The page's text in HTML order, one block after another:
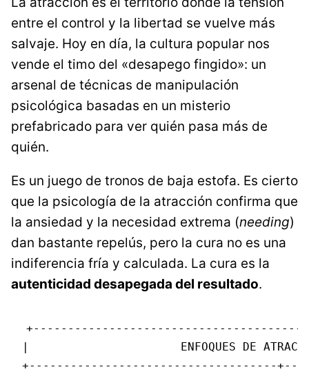
entre el control y la libertad se vuelve más
salvaje. Hoy en día, la cultura popular nos
vende el timo del «desapego fingido»: un
arsenal de técnicas de manipulación
psicológica basadas en un misterio
prefabricado para ver quién pasa más de
quién.
Es un juego de tronos de baja estofa. Es cierto
que la psicología de la atracción confirma que
la ansiedad y la necesidad extrema (needing)
dan bastante repelús, pero la cura no es una
indiferencia fría y calculada. La cura es la
autenticidad desapegada del resultado.
|                      ENFOQUES DE
+------------------------------------